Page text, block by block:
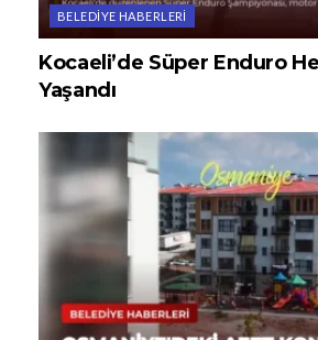
BELEDIYE HABERLERI
Kocaeli’de Süper Enduro
Yaşandı